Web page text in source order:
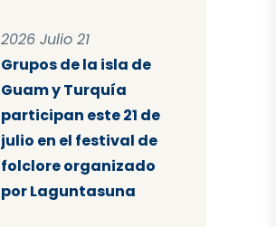
2026 Julio 21
Grupos de la isla de
Guam y Turquía
participan este 21 de
julio en el festival de
folclore organizado
por Laguntasuna